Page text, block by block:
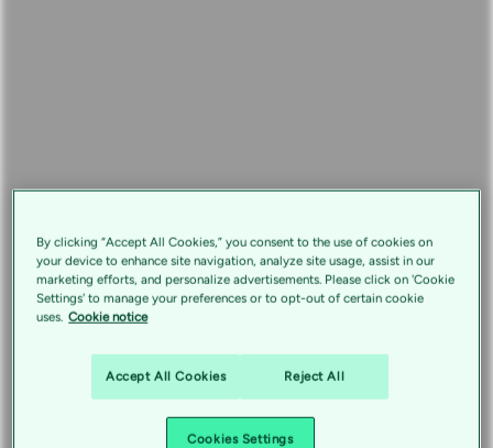
By clicking “Accept All Cookies,” you consent to the use of cookies on
your device to enhance site navigation, analyze site usage, assist in our
marketing efforts, and personalize advertisements. Please click on 'Cookie
Settings' to manage your preferences or to opt-out of certain cookie
uses. Cookie notice
Accept All Cookies Reject All
Cookies Settings